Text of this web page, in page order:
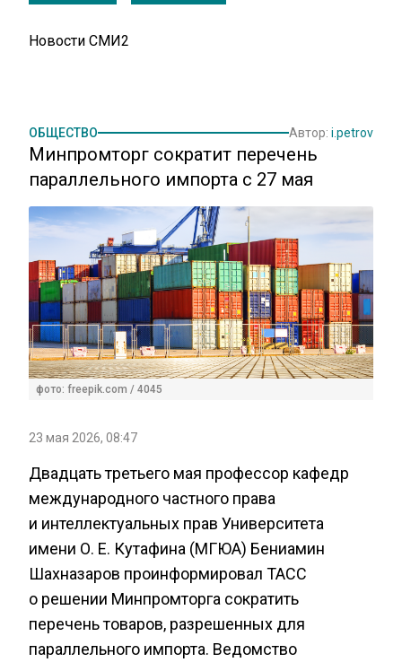
Новости СМИ2
ОБЩЕСТВО Автор: i.petrov
Минпромторг сократит перечень
параллельного импорта с 27 мая
фото: freepik.com / 4045
23 мая 2026, 08:47
Двадцать третьего мая профессор кафедр
международного частного права
и интеллектуальных прав Университета
имени О. Е. Кутафина (МГЮА) Бениамин
Шахназаров проинформировал ТАСС
о решении Минпромторга сократить
перечень товаров, разрешенных для
параллельного импорта. Ведомство